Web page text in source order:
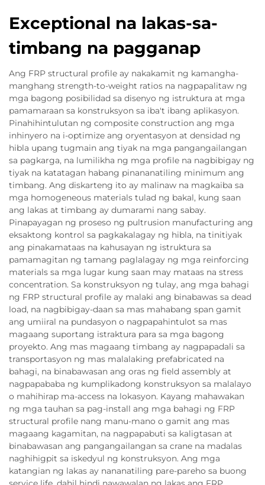
Exceptional na lakas-sa-
timbang na pagganap
Ang FRP structural profile ay nakakamit ng kamangha-
manghang strength-to-weight ratios na nagpapalitaw ng
mga bagong posibilidad sa disenyo ng istruktura at mga
pamamaraan sa konstruksyon sa iba't ibang aplikasyon.
Pinahihintulutan ng composite construction ang mga
inhinyero na i-optimize ang oryentasyon at densidad ng
hibla upang tugmain ang tiyak na mga pangangailangan
sa pagkarga, na lumilikha ng mga profile na nagbibigay ng
tiyak na katatagan habang pinananatiling minimum ang
timbang. Ang diskarteng ito ay malinaw na magkaiba sa
mga homogeneous materials tulad ng bakal, kung saan
ang lakas at timbang ay dumarami nang sabay.
Pinapayagan ng proseso ng pultrusion manufacturing ang
eksaktong kontrol sa pagkakalagay ng hibla, na tinitiyak
ang pinakamataas na kahusayan ng istruktura sa
pamamagitan ng tamang paglalagay ng mga reinforcing
materials sa mga lugar kung saan may mataas na stress
concentration. Sa konstruksyon ng tulay, ang mga bahagi
ng FRP structural profile ay malaki ang binabawas sa dead
load, na nagbibigay-daan sa mas mahabang span gamit
ang umiiral na pundasyon o nagpapahintulot sa mas
magaang suportang istraktura para sa mga bagong
proyekto. Ang mas magaang timbang ay nagpapadali sa
transportasyon ng mas malalaking prefabricated na
bahagi, na binabawasan ang oras ng field assembly at
nagpapababa ng kumplikadong konstruksyon sa malalayo
o mahihirap ma-access na lokasyon. Kayang mahawakan
ng mga tauhan sa pag-install ang mga bahagi ng FRP
structural profile nang manu-mano o gamit ang mas
magaang kagamitan, na nagpapabuti sa kaligtasan at
binabawasan ang pangangailangan sa crane na madalas
naghihigpit sa iskedyul ng konstruksyon. Ang mga
katangian ng lakas ay nananatiling pare-pareho sa buong